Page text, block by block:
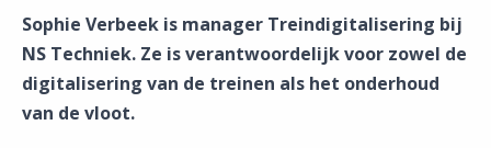
Sophie Verbeek is manager Treindigitalisering bij
NS Techniek. Ze is verantwoordelijk voor zowel de
digitalisering van de treinen als het onderhoud
van de vloot.